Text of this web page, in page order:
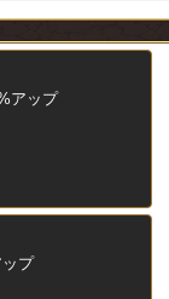
アップ
プ